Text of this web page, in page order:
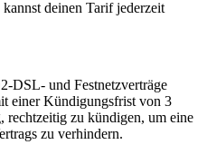
deinen Tarif jederzeit
DSL- und Festnetzverträge
einer Kündigungsfrist von 3
zu kündigen, um eine
zu verhindern.